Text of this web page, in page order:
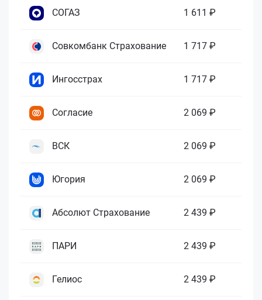
СОГАЗ 1 611 ₽
Совкомбанк Страхование 1 717 ₽
Ингосстрах 1 717 ₽
Согласие 2 069 ₽
ВСК 2 069 ₽
Югория 2 069 ₽
Абсолют Страхование 2 439 ₽
ПАРИ 2 439 ₽
Гелиос 2 439 ₽